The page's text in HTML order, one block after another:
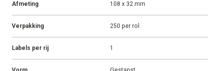
Afmeting 108 x 32 mm
Verpakking 250 per rol
Labels per rij 1